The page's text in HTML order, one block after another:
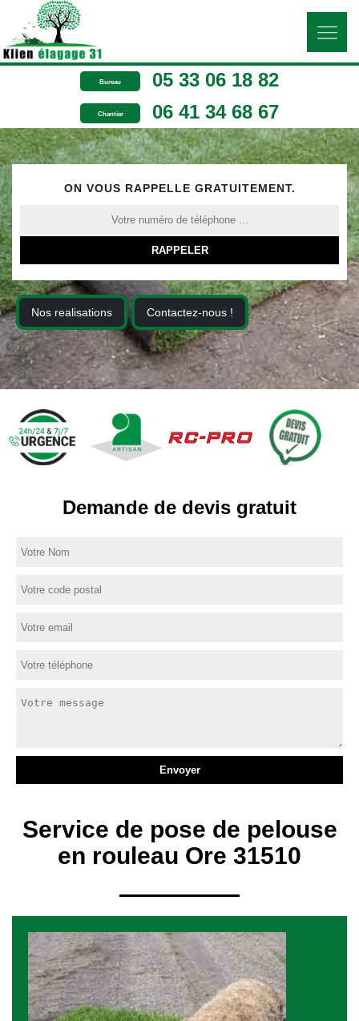
Bureau 05 33 06 18 82
Chantier 06 41 34 68 67
ON VOUS RAPPELLE GRATUITEMENT.
Nos realisations Contactez-nous !
Demande de devis gratuit
Service de pose de pelouse
en rouleau Ore 31510